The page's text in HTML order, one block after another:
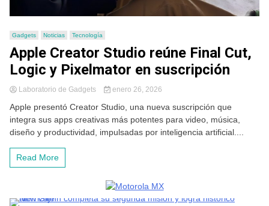
Gadgets Noticias Tecnología
Apple Creator Studio reúne Final Cut,
Logic y Pixelmator en suscripción
Laboratorio de Gadgets enero 26, 2026
Apple presentó Creator Studio, una nueva suscripción que
integra sus apps creativas más potentes para video, música,
diseño y productividad, impulsadas por inteligencia artificial....
Read More